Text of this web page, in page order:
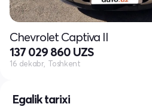
Egalik tarixi
Chevrolet Captiva II
137 029 860 UZS
16 dekabr, Toshkent